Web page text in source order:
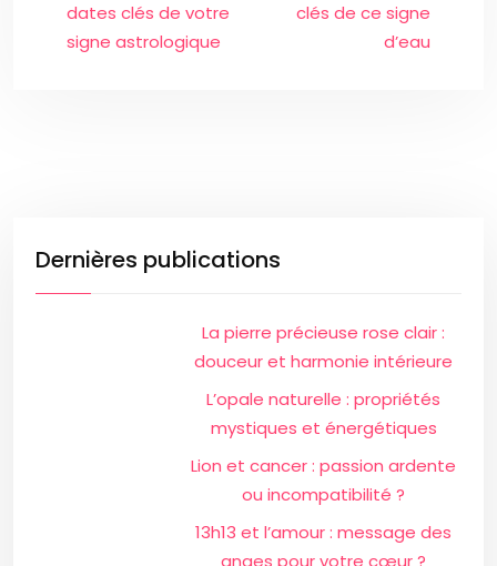
dates clés de votre
signe astrologique
clés de ce signe
d’eau
Dernières publications
La pierre précieuse rose clair :
douceur et harmonie intérieure
L’opale naturelle : propriétés
mystiques et énergétiques
Lion et cancer : passion ardente
ou incompatibilité ?
13h13 et l’amour : message des
anges pour votre cœur ?